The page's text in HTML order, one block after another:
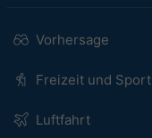
Vorhersage
Freizeit und Sport
Luftfahrt